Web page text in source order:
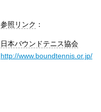
参照リンク ：
日本バウンドテニス協会
http://www.boundtennis.or.jp/